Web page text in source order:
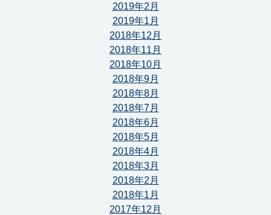
2019年2月
2019年1月
2018年12月
2018年11月
2018年10月
2018年9月
2018年8月
2018年7月
2018年6月
2018年5月
2018年4月
2018年3月
2018年2月
2018年1月
2017年12月